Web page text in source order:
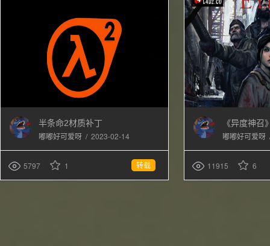
半条命2材质补丁
嘟嘟好可爱呀 / 2023-02-14
5797 1 转载
《异度神召
嘟嘟好可爱呀
11915 6